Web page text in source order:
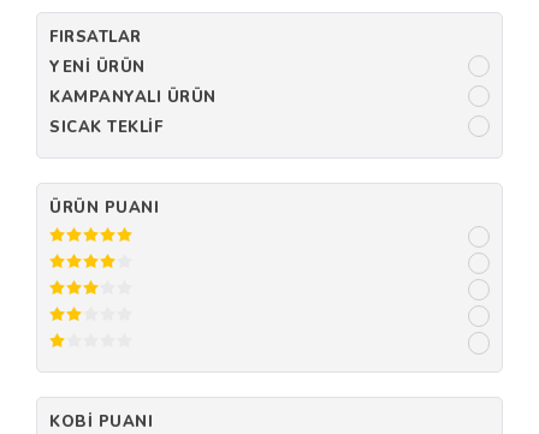
FIRSATLAR
YENI ÜRÜN
KAMPANYALI ÜRÜN
SICAK TEKLIF
ÜRÜN PUANI
KOBI PUANI